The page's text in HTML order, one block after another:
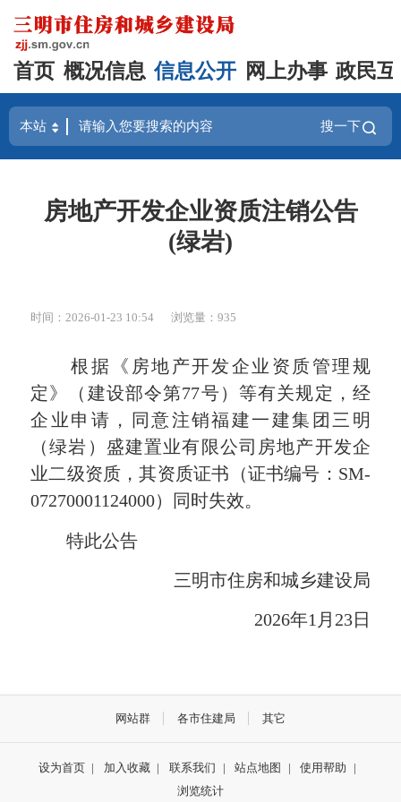
首页 概况信息 信息公开 网上办事 政民
搜一下
房地产开发企业资质注销公告
(绿岩)
时间：2026-01-23 10:54 浏览量：935
根据《房地产开发企业资质管理规
定》（建设部令第77号）等有关规定，经
企业申请，同意注销福建一建集团三明
（绿岩）盛建置业有限公司房地产开发企
业二级资质，其资质证书（证书编号：SM-
07270001124000）同时失效。
特此公告
三明市住房和城乡建设局
2026年1月23日
网站群 各市住建局 其它
设为首页 | 加入收藏 | 联系我们 | 站点地图 | 使用帮助
|
浏览统计